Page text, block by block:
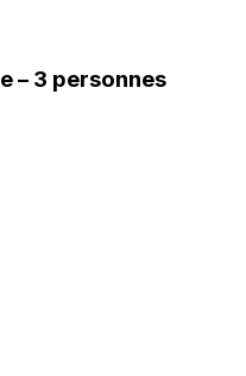
– 3 personnes